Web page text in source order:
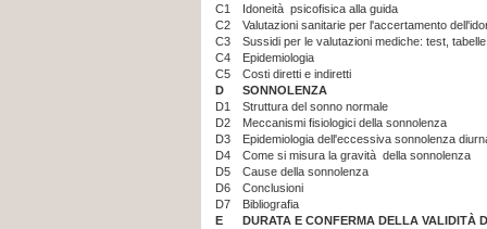
C1
Idoneità psicofisica alla guida
C2
Valutazioni sanitarie per l'accertamento
C3
Sussidi per le valutazioni mediche: test,
C4
Epidemiologia
C5
Costi diretti e indiretti
D
SONNOLENZA
D1
Struttura del sonno normale
D2
Meccanismi fisiologici della sonnolenza
D3
Epidemiologia dell'eccessiva sonnolenza
D4
Come si misura la gravità della sonnolenza
D5
Cause della sonnolenza
D6
Conclusioni
D7
Bibliografia
E
DURATA E CONFERMA DELLA VALIDITÀ